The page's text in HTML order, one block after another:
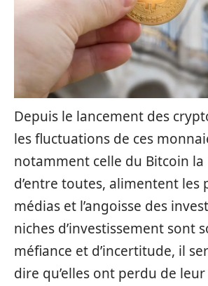
Depuis le lancement des
les fluctuations de ces
notamment celle du Bitcoin la
d’entre toutes, alimentent les
médias et l’angoisse des
niches d’investissement sont
méfiance et d’incertitude, il
dire qu’elles ont perdu de